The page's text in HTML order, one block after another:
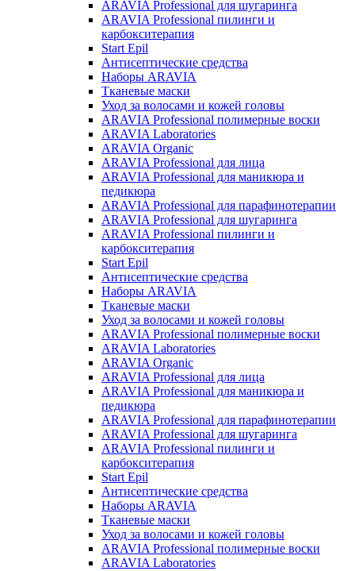
ARAVIA Professional для шугаринга
ARAVIA Professional пилинги и
карбокситерапия
Start Epil
Антисептические средства
Наборы ARAVIA
Тканевые маски
Уход за волосами и кожей головы
ARAVIA Professional полимерные воски
ARAVIA Laboratories
ARAVIA Organic
ARAVIA Professional для лица
ARAVIA Professional для маникюра и
педикюра
ARAVIA Professional для парафинотерапии
ARAVIA Professional для шугаринга
ARAVIA Professional пилинги и
карбокситерапия
Start Epil
Антисептические средства
Наборы ARAVIA
Тканевые маски
Уход за волосами и кожей головы
ARAVIA Professional полимерные воски
ARAVIA Laboratories
ARAVIA Organic
ARAVIA Professional для лица
ARAVIA Professional для маникюра и
педикюра
ARAVIA Professional для парафинотерапии
ARAVIA Professional для шугаринга
ARAVIA Professional пилинги и
карбокситерапия
Start Epil
Антисептические средства
Наборы ARAVIA
Тканевые маски
Уход за волосами и кожей головы
ARAVIA Professional полимерные воски
ARAVIA Laboratories